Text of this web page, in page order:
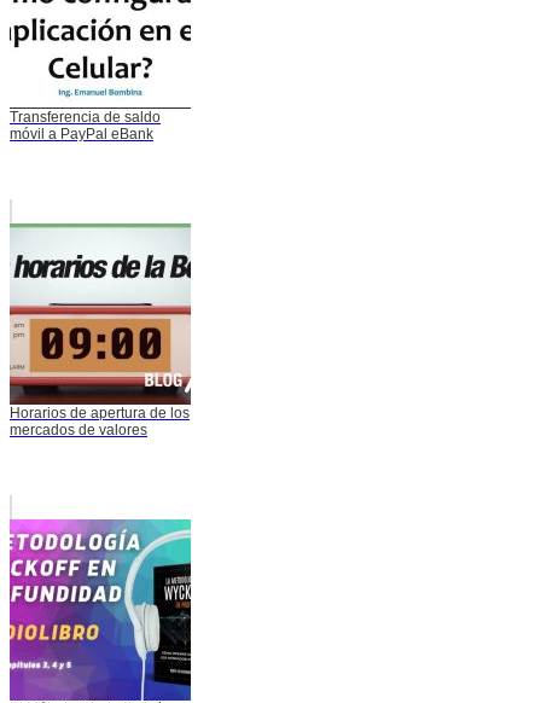
Transferencia de saldo
móvil a PayPal eBank
Horarios de apertura de los
mercados de valores